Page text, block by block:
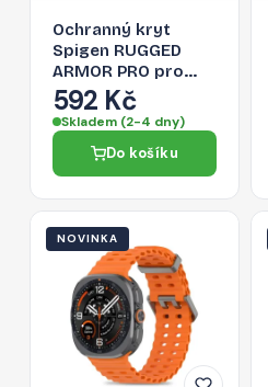
Ochranný kryt
Spigen RUGGED
ARMOR PRO pro
Galaxy Watch 8 / 9
(44 mm) - matte
black
592 Kč
Skladem (2-4 dny)
Do košíku
NOVINKA